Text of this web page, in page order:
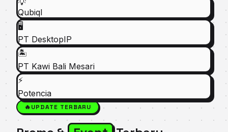
Qubiql
🖥️
PT DesktopIP
🏝️
PT Kawi Bali Mesari
⚡
Potencia
🔥UPDATE TERBARU